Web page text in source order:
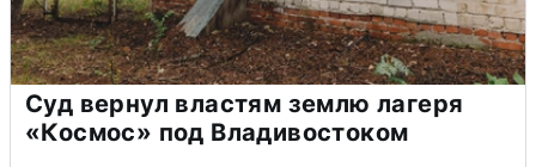
Суд вернул властям землю лагеря
«Космос» под Владивостоком